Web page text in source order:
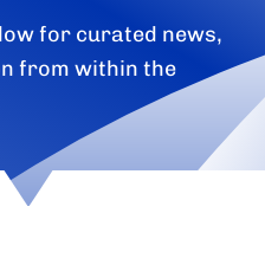
for curated news,
from within the